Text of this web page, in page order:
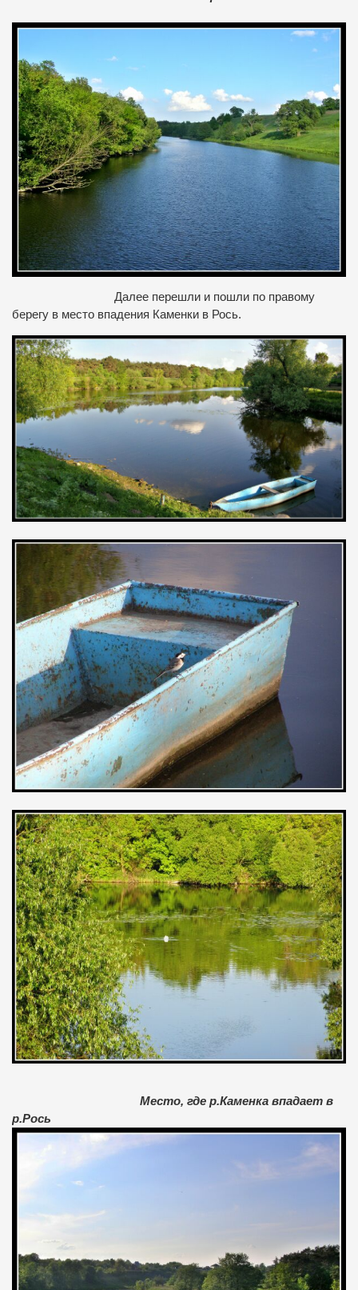
Далее перешли и пошли по правому
берегу в место впадения Каменки в Рось.
Место, где р.Каменка впадает в
р.Рось